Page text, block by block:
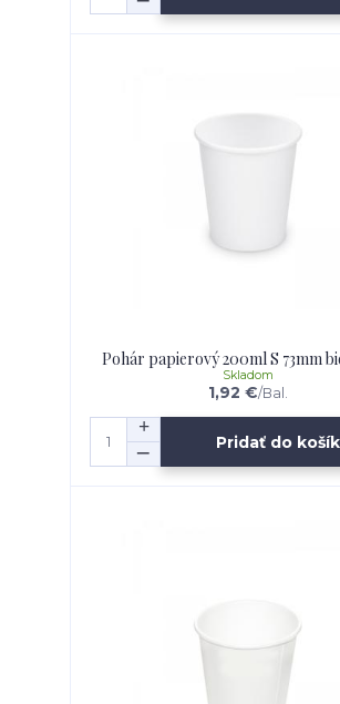
Pohár papierový 200ml S 73mm
1,92 €/Bal.
Skladom
Pridať do